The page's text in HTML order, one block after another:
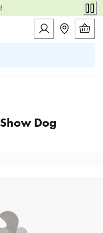
Dog Grooming
Dog